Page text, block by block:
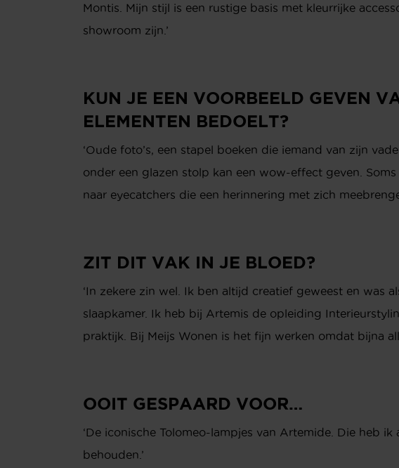
Montis. Mijn stijl is een rustige basis met kleurrijke
showroom zijn.’
KUN JE EEN VOORBEELD GEVEN
ELEMENTEN BEDOELT?
‘Oude foto’s, een stapel boeken die iemand van zijn
onder een glazen stolp kan een wow-effect geven.
naar eyecatchers die een herinnering met zich
ZIT DIT VAK IN JE BLOED?
‘In zekere zin wel. Ik ben altijd creatief geweest en was
slaapkamer. Ik heb bij Artemis de opleiding
praktijk. Bij Meijs Wonen is het fijn werken omdat bijna
OOIT GESPAARD VOOR…
‘De iconische Tolomeo-lampjes van Artemide. Die heb
behouden.’